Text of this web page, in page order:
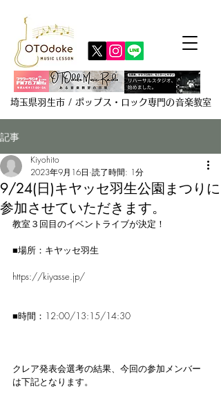
埼玉県羽生市 / ポップス・ロック専門の音楽教室
記事
9/24(日)キヤッセ羽生公園まつりに
参加させていただきます。
Kiyohito
2023年9月16日 読了時間: 1分
教室３回目のイベントライブが決定！
■場所：キヤッセ羽生
https://kiyasse.jp/
■時間：12:00/13:15/14:30
クレア発表会選考の結果、今回の参加メンバー
は下記となります。